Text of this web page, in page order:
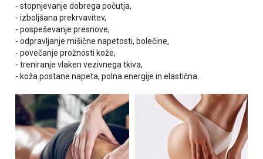
- stopnjevanje dobrega počutja,
- izboljšana prekrvavitev,
- pospeševanje presnove,
- odpravljanje mišične napetosti, bolečine,
- povečanje prožnosti kože,
- treniranje vlaken vezivnega tkiva,
- koža postane napeta, polna energije in elastična.